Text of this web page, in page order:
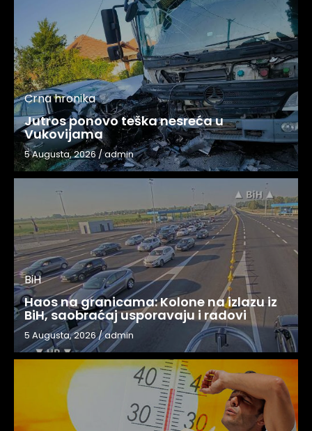
Crna hronika
Jutros ponovo teška nesreća u
Vukovijama
5 Augusta, 2026/admin
BiH
Haos na granicama: Kolone na izlazu iz
BiH, saobraćaj usporavaju i radovi
5 Augusta, 2026/admin